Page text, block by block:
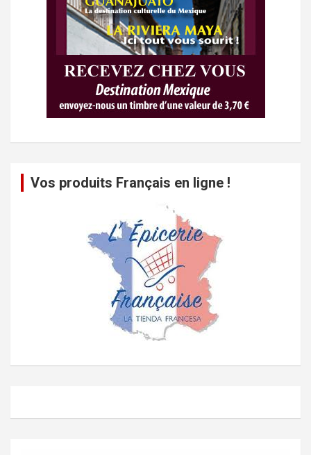
Vos produits Français en ligne !